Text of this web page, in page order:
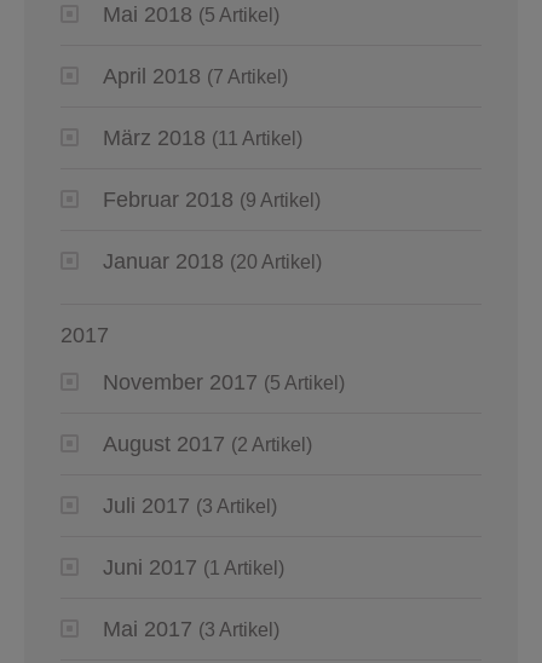
Mai 2018 (5 Artikel)
April 2018 (7 Artikel)
März 2018 (11 Artikel)
Februar 2018 (9 Artikel)
Januar 2018 (20 Artikel)
2017
November 2017 (5 Artikel)
August 2017 (2 Artikel)
Juli 2017 (3 Artikel)
Juni 2017 (1 Artikel)
Mai 2017 (3 Artikel)